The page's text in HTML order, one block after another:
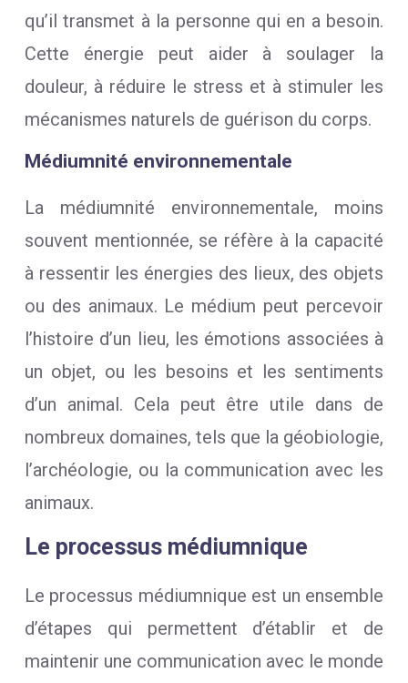
qu’il transmet à la personne qui en a besoin.
Cette énergie peut aider à soulager la
douleur, à réduire le stress et à stimuler les
mécanismes naturels de guérison du corps.
Médiumnité environnementale
La médiumnité environnementale, moins
souvent mentionnée, se réfère à la capacité
à ressentir les énergies des lieux, des objets
ou des animaux. Le médium peut percevoir
l’histoire d’un lieu, les émotions associées à
un objet, ou les besoins et les sentiments
d’un animal. Cela peut être utile dans de
nombreux domaines, tels que la géobiologie,
l’archéologie, ou la communication avec les
animaux.
Le processus médiumnique
Le processus médiumnique est un ensemble
d’étapes qui permettent d’établir et de
maintenir une communication avec le monde